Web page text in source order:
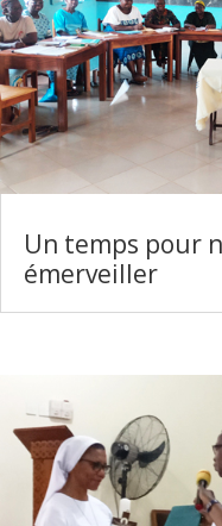
Un temps pour
émerveiller